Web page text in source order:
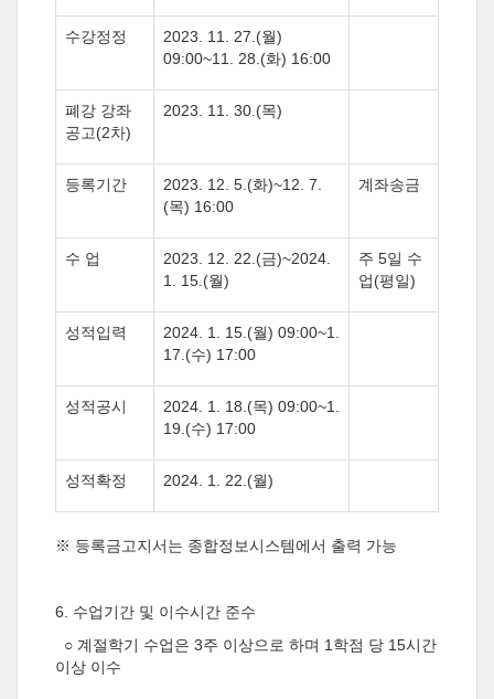
수강정정 2023. 11. 27.(월)
09:00~11. 28.(화) 16:00
폐강 강좌
공고(2차)
2023. 11. 30.(목)
등록기간 2023. 12. 5.(화)~12. 7.
(목) 16:00
계좌송금
수 업 2023. 12. 22.(금)~2024.
1. 15.(월)
주 5일 수
업(평일)
성적입력 2024. 1. 15.(월) 09:00~1.
17.(수) 17:00
성적공시 2024. 1. 18.(목) 09:00~1.
19.(수) 17:00
성적확정 2024. 1. 22.(월)
※ 등록금고지서는 종합정보시스템에서 출력 가능
6. 수업기간 및 이수시간 준수
○ 계절학기 수업은 3주 이상으로 하며 1 학점 당 15시간
이상 이수